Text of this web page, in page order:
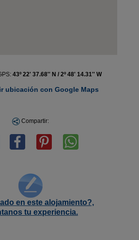
43º 22' 37.68'' N / 2º 48' 14.31'' W
ubicación con Google Maps
Compartir:
en este alojamiento?,
tu experiencia.